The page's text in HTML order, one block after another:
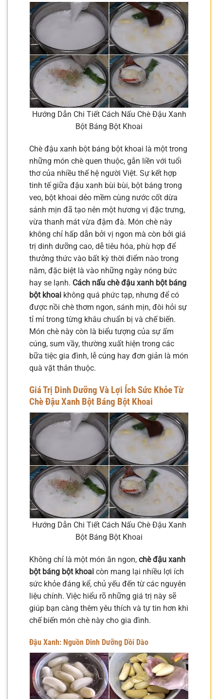
Hướng Dẫn Chi Tiết Cách Nấu Chè Đậu Xanh
Bột Báng Bột Khoai
Chè đậu xanh bột báng bột khoai là một trong
những món chè quen thuộc, gắn liền với tuổi
thơ của nhiều thế hệ người Việt. Sự kết hợp
tinh tế giữa đậu xanh bùi bùi, bột báng trong
veo, bột khoai dẻo mềm cùng nước cốt dừa
sánh mịn đã tạo nên một hương vị đặc trưng,
vừa thanh mát vừa đậm đà. Món chè này
không chỉ hấp dẫn bởi vị ngon mà còn bởi giá
trị dinh dưỡng cao, dễ tiêu hóa, phù hợp để
thưởng thức vào bất kỳ thời điểm nào trong
năm, đặc biệt là vào những ngày nóng bức
hay se lạnh. Cách nấu chè đậu xanh bột báng
bột khoai không quá phức tạp, nhưng để có
được nồi chè thơm ngon, sánh mịn, đòi hỏi sự
tỉ mỉ trong từng khâu chuẩn bị và chế biến.
Món chè này còn là biểu tượng của sự ấm
cúng, sum vầy, thường xuất hiện trong các
bữa tiệc gia đình, lễ cúng hay đơn giản là món
quà vặt thân thuộc.
Giá Trị Dinh Dưỡng Và Lợi Ích Sức Khỏe Từ
Chè Đậu Xanh Bột Báng Bột Khoai
Hướng Dẫn Chi Tiết Cách Nấu Chè Đậu Xanh
Bột Báng Bột Khoai
Không chỉ là một món ăn ngon, chè đậu xanh
bột báng bột khoai còn mang lại nhiều lợi ích
sức khỏe đáng kể, chủ yếu đến từ các nguyên
liệu chính. Việc hiểu rõ những giá trị này sẽ
giúp bạn càng thêm yêu thích và tự tin hơn khi
chế biến món chè này cho gia đình.
Đậu Xanh: Nguồn Dinh Dưỡng Dồi Dào